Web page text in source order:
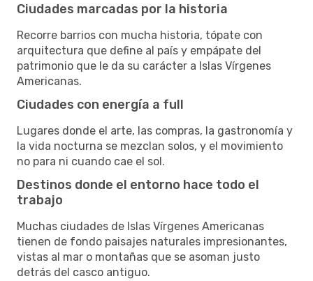
Ciudades marcadas por la historia
Recorre barrios con mucha historia, tópate con
arquitectura que define al país y empápate del
patrimonio que le da su carácter a Islas Vírgenes
Americanas.
Ciudades con energía a full
Lugares donde el arte, las compras, la gastronomía y
la vida nocturna se mezclan solos, y el movimiento
no para ni cuando cae el sol.
Destinos donde el entorno hace todo el
trabajo
Muchas ciudades de Islas Vírgenes Americanas
tienen de fondo paisajes naturales impresionantes,
vistas al mar o montañas que se asoman justo
detrás del casco antiguo.